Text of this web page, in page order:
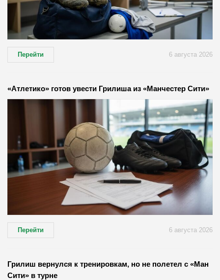
Перейти 6 августа 2026
«Атлетико» готов увести Грилиша из «Манчестер Сити»
Перейти 6 августа 2026
Грилиш вернулся к тренировкам, но не полетел с «Ман
Сити» в турне